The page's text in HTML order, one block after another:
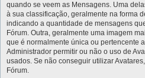
quando se veem as Mensagens. Uma
à sua classificação, geralmente na forma
indicando a quantidade de mensagens
Fórum. Outra, geralmente uma imagem
que é normalmente única ou pertencente
Administrador permitir ou não o uso de
usados. Se não conseguir utilizar
Fórum.